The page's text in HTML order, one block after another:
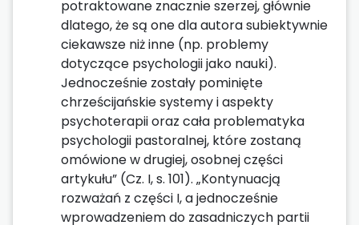
potraktowane znacznie szerzej, głównie
dlatego, że są one dla autora subiektywnie
ciekawsze niż inne (np. problemy
dotyczące psychologii jako nauki).
Jednocześnie zostały pominięte
chrześcijańskie systemy i aspekty
psychoterapii oraz cała problematyka
psychologii pastoralnej, które zostaną
omówione w drugiej, osobnej części
artykułu” (Cz. I, s. 101). „Kontynuacją
rozważań z części I, a jednocześnie
wprowadzeniem do zasadniczych partii